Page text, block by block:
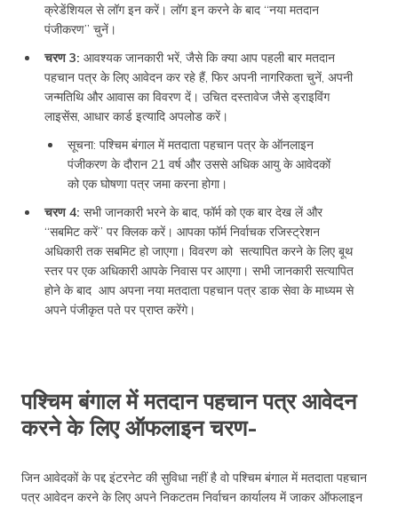
क्रेडेंशियल से लॉग इन करें। लॉग इन करने के बाद “नया मतदान
पंजीकरण” चुनें।
चरण 3: आवश्यक जानकारी भरें, जैसे कि क्या आप पहली बार मतदान
पहचान पत्र के लिए आवेदन कर रहे हैं, फिर अपनी नागरिकता चुनें, अपनी
जन्मतिथि और आवास का विवरण दें। उचित दस्तावेज जैसे ड्राइविंग
लाइसेंस, आधार कार्ड इत्यादि अपलोड करें।
सूचना: पश्चिम बंगाल में मतदाता पहचान पत्र के ऑनलाइन
पंजीकरण के दौरान 21 वर्ष और उससे अधिक आयु के आवेदकों
को एक घोषणा पत्र जमा करना होगा।
चरण 4: सभी जानकारी भरने के बाद, फॉर्म को एक बार देख लें और
“सबमिट करें” पर क्लिक करें। आपका फॉर्म निर्वाचक रजिस्ट्रेशन
अधिकारी तक सबमिट हो जाएगा। विवरण को सत्यापित करने के लिए बूथ
स्तर पर एक अधिकारी आपके निवास पर आएगा। सभी जानकारी सत्यापित
होने के बाद आप अपना नया मतदाता पहचान पत्र डाक सेवा के माध्यम से
अपने पंजीकृत पते पर प्राप्त करेंगे।
पश्चिम बंगाल में मतदान पहचान पत्र आवेदन
करने के लिए ऑफलाइन चरण-
जिन आवेदकों के पद्द इंटरनेट की सुविधा नहीं है वो पश्चिम बंगाल में मतदाता पहचान
पत्र आवेदन करने के लिए अपने निकटतम निर्वाचन कार्यालय में जाकर ऑफलाइन